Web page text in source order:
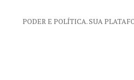
PODER E POLÍTICA. SUA